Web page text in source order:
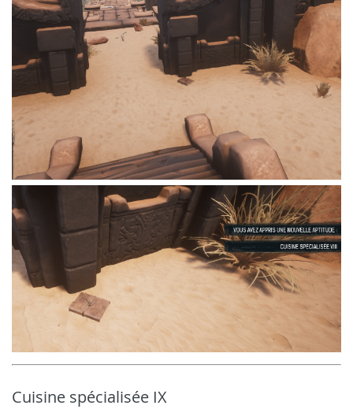
Cuisine spécialisée IX